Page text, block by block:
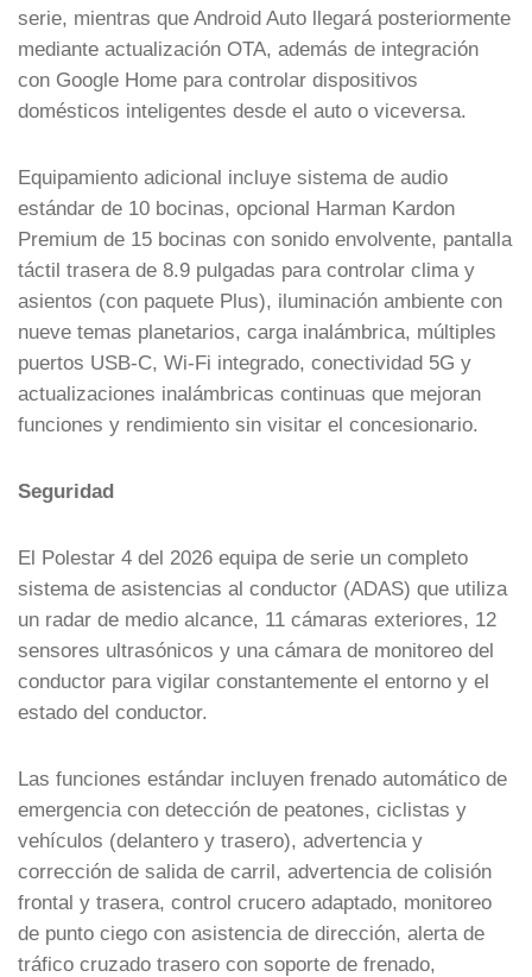
serie, mientras que Android Auto llegará posteriormente
mediante actualización OTA, además de integración
con Google Home para controlar dispositivos
domésticos inteligentes desde el auto o viceversa.
Equipamiento adicional incluye sistema de audio
estándar de 10 bocinas, opcional Harman Kardon
Premium de 15 bocinas con sonido envolvente, pantalla
táctil trasera de 8.9 pulgadas para controlar clima y
asientos (con paquete Plus), iluminación ambiente con
nueve temas planetarios, carga inalámbrica, múltiples
puertos USB-C, Wi-Fi integrado, conectividad 5G y
actualizaciones inalámbricas continuas que mejoran
funciones y rendimiento sin visitar el concesionario.
Seguridad
El Polestar 4 del 2026 equipa de serie un completo
sistema de asistencias al conductor (ADAS) que utiliza
un radar de medio alcance, 11 cámaras exteriores, 12
sensores ultrasónicos y una cámara de monitoreo del
conductor para vigilar constantemente el entorno y el
estado del conductor.
Las funciones estándar incluyen frenado automático de
emergencia con detección de peatones, ciclistas y
vehículos (delantero y trasero), advertencia y
corrección de salida de carril, advertencia de colisión
frontal y trasera, control crucero adaptado, monitoreo
de punto ciego con asistencia de dirección, alerta de
tráfico cruzado trasero con soporte de frenado,